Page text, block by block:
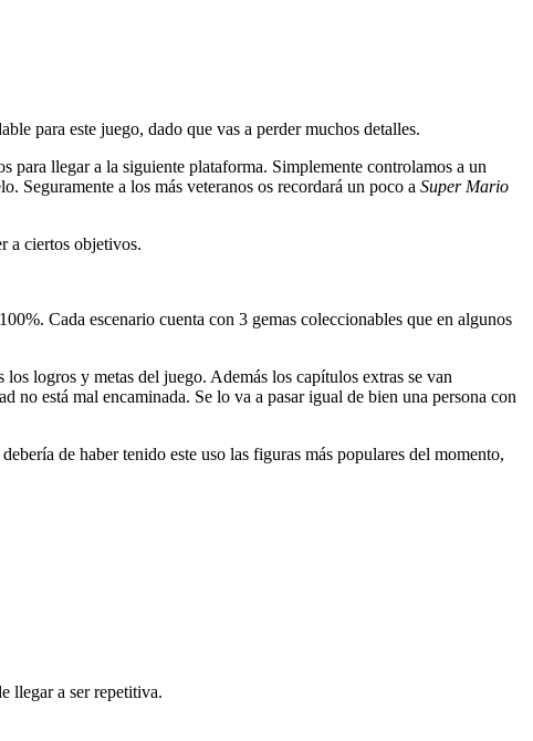
para este juego, dado que vas a perder muchos detalles.
para llegar a la siguiente plataforma. Simplemente controlamos a un
Seguramente a los más veteranos os recordará un poco a Super Mario
a ciertos objetivos.
Cada escenario cuenta con 3 gemas coleccionables que en algunos
logros y metas del juego. Además los capítulos extras se van
no está mal encaminada. Se lo va a pasar igual de bien una persona con
de haber tenido este uso las figuras más populares del momento,
llegar a ser repetitiva.